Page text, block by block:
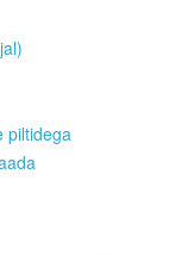
piltidega